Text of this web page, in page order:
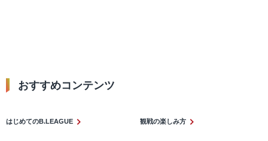
0 1
おすすめコンテンツ​
はじめてのB.LEAGUE 観戦の楽しみ方